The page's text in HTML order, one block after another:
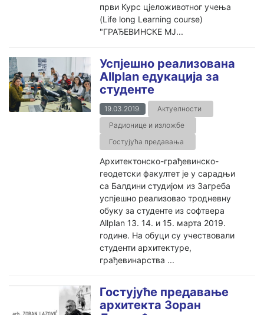
први Курс цјеложивотног учења
(Life long Learning course)
"ГРАЂЕВИНСКЕ МЈ...
Успјешно реализована
Allplan едукација за
студенте
19.03.2019.
Актуелности
Радионице и изложбе
Гостујућа предавања
Архитектонско-грађевинско-
геодетски факултет је у сарадњи
са Балдини студијом из Загреба
успјешно реализовао тродневну
обуку за студенте из софтвера
Allplan 13. 14. и 15. марта 2019.
године. На обуци су учествовали
студенти архитектуре,
грађевинарства ...
Гостујуће предавање
архитекта Зоран